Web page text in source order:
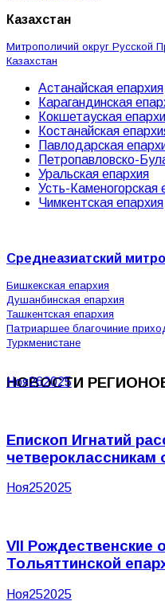
Казахстан
Митрополичий округ Русской
Казахстан
Астанайская епархия
Карагандинская
Кокшетауская
Костанайская
Павлодарская
Петропавловско-
Уральская епархия
Усть-Каменогорская
Чимкентская епархия
Среднеазиатский
Бишкекская епархия
Душанбинская епархия
Ташкентская епархия
Патриаршее благочиние
Туркменистане
НОВОСТИ
Ноя262025
Епископ Игнатий
четвероклассникам
Ноя252025
VII Рождественские
Тольяттинской
Ноя252025